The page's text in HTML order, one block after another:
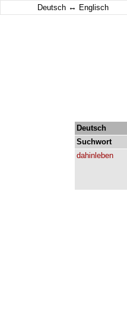
Deutsch ↔ Englisch
Deutsch
Suchwort
dahinleben